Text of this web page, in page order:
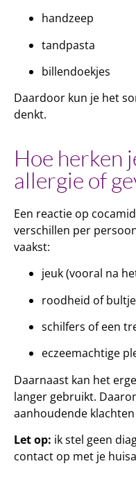
handzeep
tandpasta
billendoekjes
Daardoor kun je het
denkt.
Hoe herken
allergie of
Een reactie op
verschillen per
vaakst:
jeuk (vooral na
roodheid of
schilfers of een
eczeemachtige
Daarnaast kan het
langer gebruikt.
aanhoudende
Let op: ik stel geen
contact op met je